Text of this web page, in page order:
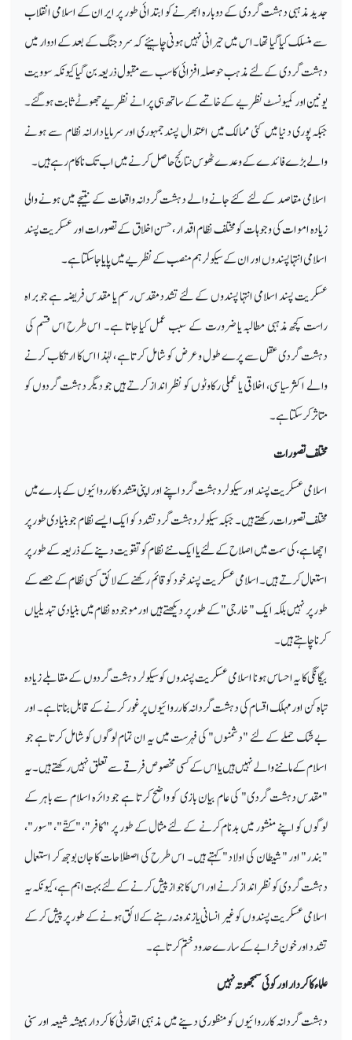
جدید مذہبی دہشت گردی کے دوبارہ ابھرنے کو ابتدائی طور پر ایران کے اسلامی انقلاب
سے منسلک کیا گیا تھا۔ اس میں حیرانی نہیں ہونی چاہیئے کہ سرد جنگ کے بعد کے ادوار میں
دہشت گردی کے لئے مذہب حوصلہ افزائی کا سب سے مقبول ذریعہ بن گیا کیونکہ سو ویت
یونین اور کمیونسٹ نظریے کے خاتمے کے ساتھ ہی پرانے نظریے جھوٹے ثابت ہو گئے۔
جبکہ پوری دنیا میں کئی ممالک میں اعتدال پسند جمہوری اور سرمایا دارانہ نظام سے ہونے
والے بڑے فائدے کے وعدے ٹھوس نتائج حاصل کرنے میں اب تک ناکام رہے ہیں۔
اسلامی مقاصد کے لئے کئے جانے والے دہشت گردانہ واقعات کے نتیجے میں ہونے والی
زیادہ اموات کی وجوہات کو مختلف نظام اقدار ، حسن اخلاق کے تصورات اور عسکریت پسند
اسلامی انتہا پسندوں اور ان کے سیکولر ہم منصب کے نظریے میں پایا جا سکتا ہے۔
عسکریت پسند اسلامی انتہا پسندوں کے لئے تشدد مقدس رسم یا مقدس فریضہ ہے جو براہ
راست کچھ مذہبی مطالبہ یا ضرورت کے سبب عمل کیا جاتا ہے۔ اس طرح اس قسم کی
دہشت گردی عقل سے پرے طول و عرض کو شامل کرتا ہے ، لہٰذا اس کا ارتکاب کرنے
والے اکثر سیاسی، اخلاقی یا عملی رکاوٹوں کو نظر انداز کرتے ہیں جو دیگر دہشت گردوں کو
متاثر کر سکتا ہے۔
مختلف تصورات
اسلامی عسکریت پسند اور سیکولر دہشت گرد اپنے اور اپنی متشدد کارروائیوں کے بارے میں
مختلف تصورات رکھتے ہیں۔ جبکہ سیکولر دہشت گرد تشدد کو ایک ایسے نظام جو بنیادی طور پر
اچھا ہے، کی سمت میں اصلاح کے لئے یا ایک نئے نظام کو تقویت دینے کے ذریعہ کے طور پر
استعمال کرتے ہیں۔ اسلامی عسکریت پسند خود کو قائم رکھنے کے لائق کسی نظام کے حصے کے
طور پر نہیں بلکہ ایک " خارجی" کے طور پر دیکھتے ہیں اور موجودہ نظام میں بنیادی تبدیلیاں
کرنا چاہتے ہیں۔
بیگانگی کا یہ احساس ہونا اسلامی عسکریت پسندوں کو سیکولر دہشت گردوں کے مقابلے زیادہ
تباہ کن اور مہلک اقسام کی دہشت گردانہ کارروائیوں پر غور کرنے کے قابل بناتا ہے۔ اور
بے شک حملے کے لئے "دشمنوں" کی فہرست میں یہ ان تمام لوگوں کو شامل کرتا ہے جو
اسلام کے ماننے والے نہیں ہیں یا اس کے کسی مخصوص فرقے سے تعلق نہیں رکھتے ہیں۔ یہ
"مقدس دہشت گردی" کی عام بیان بازی کو واضح کرتا ہے جو دائرہ اسلام سے باہر کے
لوگوں کو اپنے منشور میں بدنام کرنے کے لئے مثال کے طور پر "کافر"، "کتّے"، "سور"،
"بندر" اور "شیطان کی اولاد" کہتے ہیں۔ اس طرح کی اصطلاحات کا جان بوجھ کر استعمال
دہشت گردی کو نظر انداز کرنے اور اس کا جواز پیش کرنے کے لئے بہت اہم ہے، کیونکہ یہ
اسلامی عسکریت پسندوں کو غیر انسانی یا زندہ نہ رہنے کے لائق ہونے کے طور پر پیش کر کے
تشدد اور خون خرابے کے سارے حدود ختم کرتا ہے۔
علماء کا کردار اور کوئی سمجھوتہ نہیں
دہشت گردانہ کارروائیوں کو منظوری دینے میں مذہبی اتھارٹی کا کردار ہمیشہ شیعہ اور سنی